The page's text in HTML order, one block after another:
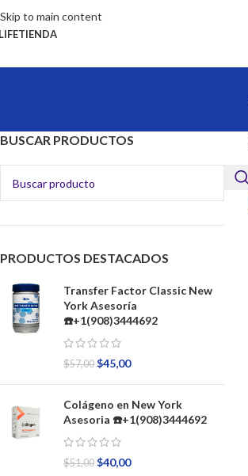
Skip to main content
TIENDA
BUSCAR PRODUCTOS
PRODUCTOS DESTACADOS
Transfer Factor Classic New
York Asesoría
☎️+1(908)3444692
$57,00 $45,00
Colágeno en New York
Asesoria ☎️+1(908)3444692
$51,00 $40,00